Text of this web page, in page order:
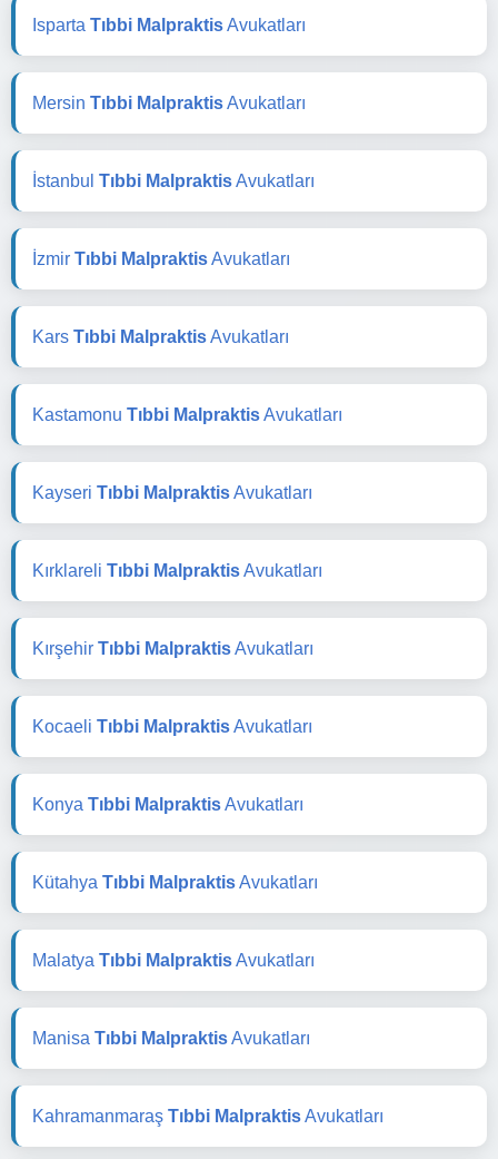
Isparta Tıbbi MalpraktisAvukatları
Mersin Tıbbi MalpraktisAvukatları
İstanbul Tıbbi MalpraktisAvukatları
İzmir Tıbbi MalpraktisAvukatları
Kars Tıbbi MalpraktisAvukatları
Kastamonu Tıbbi MalpraktisAvukatları
Kayseri Tıbbi MalpraktisAvukatları
Kırklareli Tıbbi MalpraktisAvukatları
Kırşehir Tıbbi MalpraktisAvukatları
Kocaeli Tıbbi MalpraktisAvukatları
Konya Tıbbi MalpraktisAvukatları
Kütahya Tıbbi MalpraktisAvukatları
Malatya Tıbbi MalpraktisAvukatları
Manisa Tıbbi MalpraktisAvukatları
Kahramanmaraş Tıbbi MalpraktisAvukatları